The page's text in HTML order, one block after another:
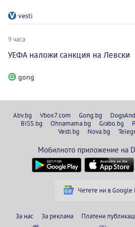
vesti
9 часа
УЕФА наложи санкция на Левски
gong
Abv.bg Vbox7.com Gong.bg
BISS.bg
Ohnamama.bg Grabo.bg
Vesti.bg
Nova.bg
Мобилното приложение на
Четете ни в Google
За нас За реклама Платени